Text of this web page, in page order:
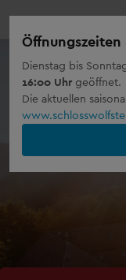
Öffnungszeiten
Dienstag bis
16:00 Uhr geöffnet.
Die aktuellen